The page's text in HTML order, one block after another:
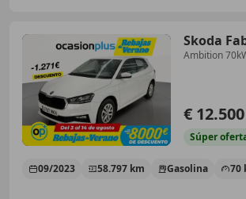
Skoda
Ambition
€ 12.500
Súper
09/2023 58.797 km Gasolina 70